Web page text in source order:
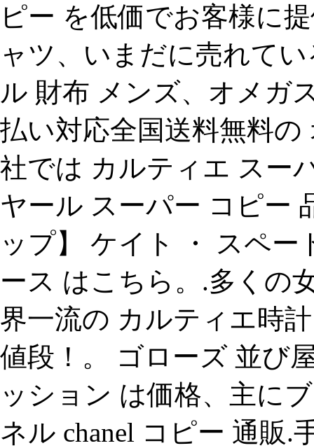
ピー を低価でお客様に
ャツ、いまだに売れて
ル 財布 メンズ、オメガ
払い対応全国送料無料
社では カルティエ スー
ヤール スーパー コピー
ップ】 ケイト ・ スペー
ース はこちら。.多くの
界一流の カルティエ時
値段！。 ゴローズ 並び
ッション は価格、主に
ネル chanel コピー 通販.